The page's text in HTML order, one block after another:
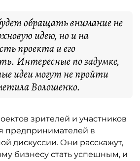
обращать внимание не
идею, но и на
проекта и его
Интересные по задумке,
идеи могут не пройти
Волошенко.
зрителей и участников
предпринимателей в
дискуссии. Они расскажут,
бизнесу стать успешным, и